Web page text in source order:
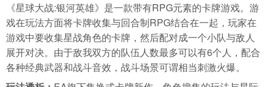
《星球大战:银河英雄》是一款带有RPG元素的卡牌游戏。游
戏在玩法方面将卡牌收集与回合制RPG结合在一起，玩家在
游戏中要收集星战角色的卡牌，然后配对成一个小队与敌人
展开对决。由于敌我双方的队伍人数最多可以有6个人，配合
各种经典武器和战斗音效，战斗场景可谓相当刺激火爆。